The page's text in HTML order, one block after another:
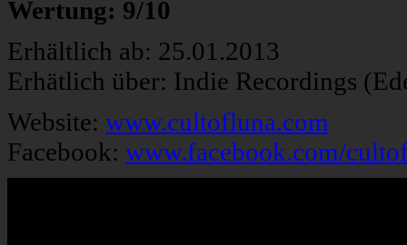
Wertung: 9/10
Erhältlich ab: 25.01.2013
Erhätlich über: Indie Recordings
Website: www.cultofluna.com
Facebook: www.facebook.com/